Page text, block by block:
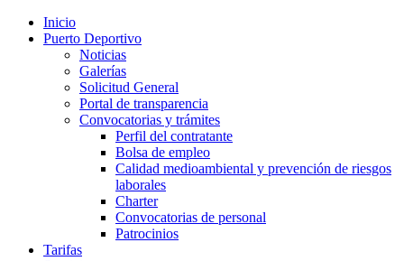
Inicio
Puerto Deportivo
Noticias
Galerías
Solicitud General
Portal de transparencia
Convocatorias y trámites
Perfil del contratante
Bolsa de empleo
Calidad medioambiental y prevención de riesgos
laborales
Charter
Convocatorias de personal
Patrocinios
Tarifas